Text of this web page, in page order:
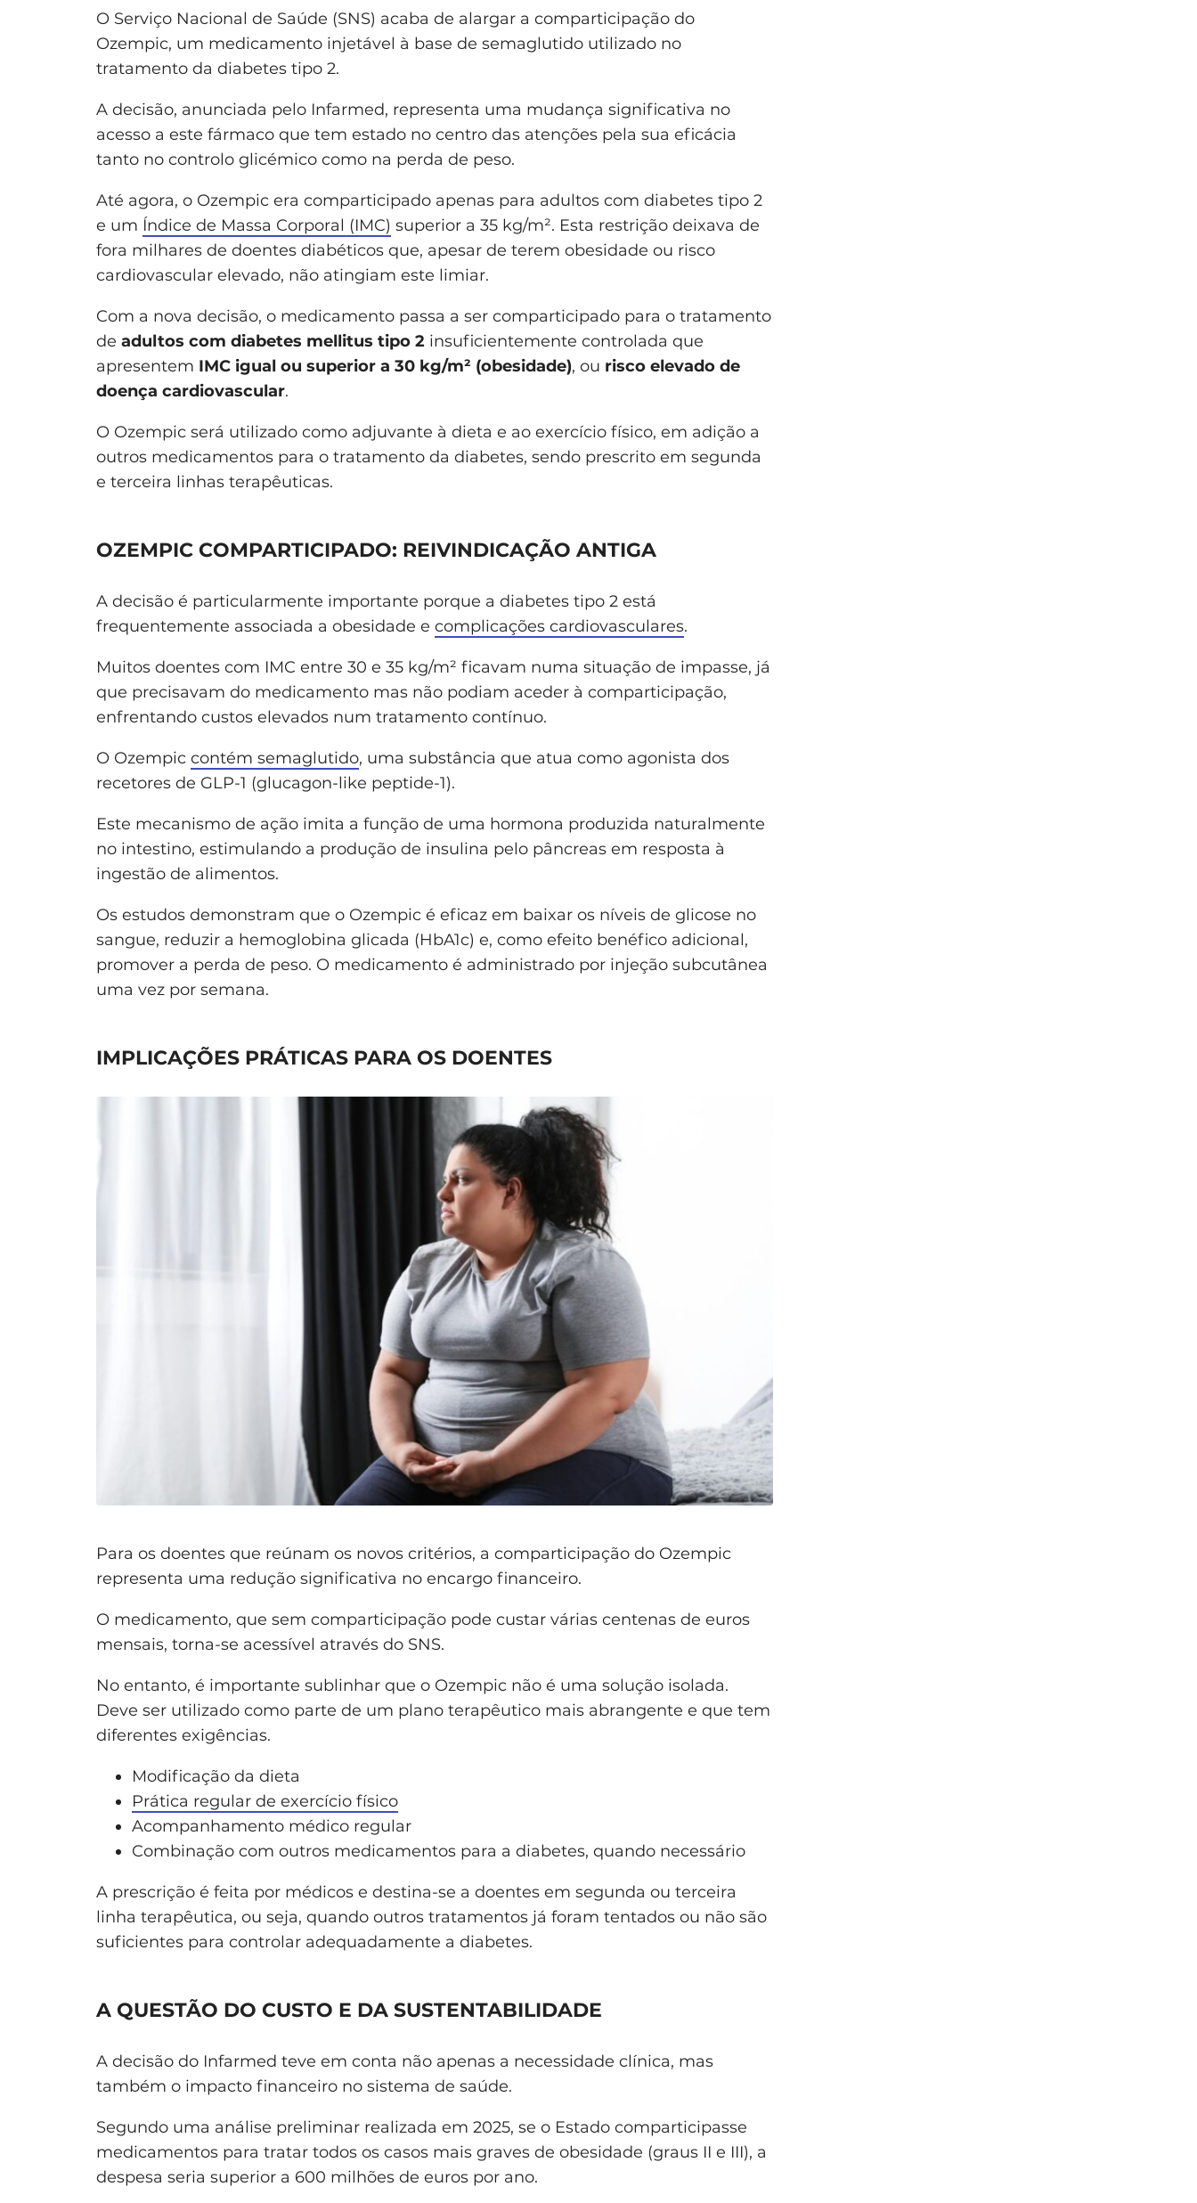
O Serviço Nacional de Saúde (SNS) acaba de alargar a comparticipação do
Ozempic, um medicamento injetável à base de semaglutido utilizado no
tratamento da diabetes tipo 2.
A decisão, anunciada pelo Infarmed, representa uma mudança significativa no
acesso a este fármaco que tem estado no centro das atenções pela sua eficácia
tanto no controlo glicémico como na perda de peso.
Até agora, o Ozempic era comparticipado apenas para adultos com diabetes tipo 2
e um Índice de Massa Corporal (IMC) superior a 35 kg/m². Esta restrição deixava de
fora milhares de doentes diabéticos que, apesar de terem obesidade ou risco
cardiovascular elevado, não atingiam este limiar.
Com a nova decisão, o medicamento passa a ser comparticipado para o tratamento
de adultos com diabetes mellitus tipo 2 insuficientemente controlada que
apresentem IMC igual ou superior a 30 kg/m² (obesidade), ou risco elevado de
doença cardiovascular.
O Ozempic será utilizado como adjuvante à dieta e ao exercício físico, em adição a
outros medicamentos para o tratamento da diabetes, sendo prescrito em segunda
e terceira linhas terapêuticas.
OZEMPIC COMPARTICIPADO: REIVINDICAÇÃO ANTIGA
A decisão é particularmente importante porque a diabetes tipo 2 está
frequentemente associada a obesidade e complicações cardiovasculares.
Muitos doentes com IMC entre 30 e 35 kg/m² ficavam numa situação de impasse, já
que precisavam do medicamento mas não podiam aceder à comparticipação,
enfrentando custos elevados num tratamento contínuo.
O Ozempic contém semaglutido, uma substância que atua como agonista dos
recetores de GLP-1 (glucagon-like peptide-1).
Este mecanismo de ação imita a função de uma hormona produzida naturalmente
no intestino, estimulando a produção de insulina pelo pâncreas em resposta à
ingestão de alimentos.
Os estudos demonstram que o Ozempic é eficaz em baixar os níveis de glicose no
sangue, reduzir a hemoglobina glicada (HbA1c) e, como efeito benéfico adicional,
promover a perda de peso. O medicamento é administrado por injeção subcutânea
uma vez por semana.
IMPLICAÇÕES PRÁTICAS PARA OS DOENTES
Para os doentes que reúnam os novos critérios, a comparticipação do Ozempic
representa uma redução significativa no encargo financeiro.
O medicamento, que sem comparticipação pode custar várias centenas de euros
mensais, torna-se acessível através do SNS.
No entanto, é importante sublinhar que o Ozempic não é uma solução isolada.
Deve ser utilizado como parte de um plano terapêutico mais abrangente e que tem
diferentes exigências.
Modificação da dieta
Prática regular de exercício físico
Acompanhamento médico regular
Combinação com outros medicamentos para a diabetes, quando necessário
A prescrição é feita por médicos e destina-se a doentes em segunda ou terceira
linha terapêutica, ou seja, quando outros tratamentos já foram tentados ou não são
suficientes para controlar adequadamente a diabetes.
A QUESTÃO DO CUSTO E DA SUSTENTABILIDADE
A decisão do Infarmed teve em conta não apenas a necessidade clínica, mas
também o impacto financeiro no sistema de saúde.
Segundo uma análise preliminar realizada em 2025, se o Estado comparticipasse
medicamentos para tratar todos os casos mais graves de obesidade (graus II e III), a
despesa seria superior a 600 milhões de euros por ano.